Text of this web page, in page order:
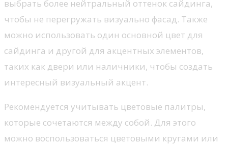
выбрать более нейтральный оттенок сайдинга,
чтобы не перегружать визуально фасад. Также
можно использовать один основной цвет для
сайдинга и другой для акцентных элементов,
таких как двери или наличники, чтобы создать
интересный визуальный акцент.
Рекомендуется учитывать цветовые палитры,
которые сочетаются между собой. Для этого
можно воспользоваться цветовыми кругами или